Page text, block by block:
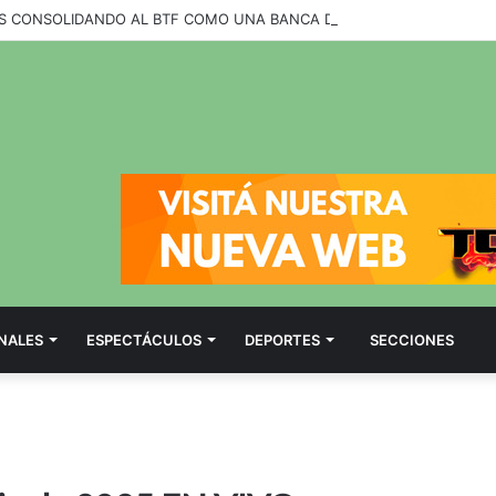
ESPECTÁCULOS DEPORTES SECCIONES